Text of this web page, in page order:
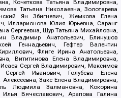
Кочеткова Татьяна Владимировна,
Татьяна Николаевна, Золотарева
Ян Збигневич, Жемкова Елена
Илларионова Юлия Юрьевна, Саранг
Сергеевна, Щур Татьяна Михайловна,
Владимир Анатольевич, Блинушов
Геннадьевич, Гефтер Валентин
Флиге Ирина Анатольевна,
Вититинова Елена Владимировна,
Сергей Владимирович, Максимов
Иванович, Голубева Елена
Закс Елена Владимировна,
Людмила Залмановна, Кокорина
Вячеславович, Арапова Галина